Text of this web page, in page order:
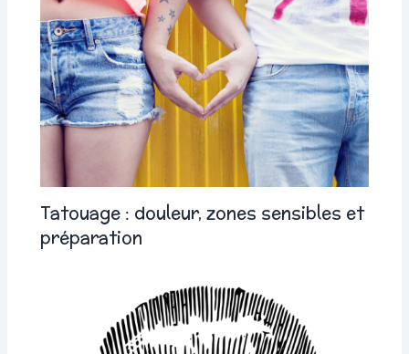
Tatouage : douleur, zones sensibles et
préparation